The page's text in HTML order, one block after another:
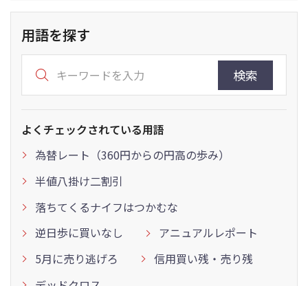
用語を探す
検索
よくチェックされている用語
為替レート（360円からの円高の歩み）
半値八掛け二割引
落ちてくるナイフはつかむな
逆日歩に買いなし
アニュアルレポート
5月に売り逃げろ
信用買い残・売り残